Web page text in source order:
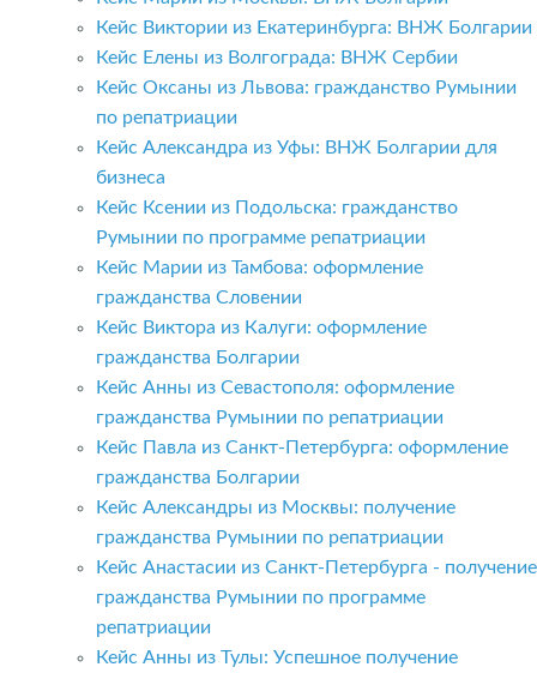
Кейс Виктории из Екатеринбурга: ВНЖ Болгарии
Кейс Елены из Волгограда: ВНЖ Сербии
Кейс Оксаны из Львова: гражданство Румынии
по репатриации
Кейс Александра из Уфы: ВНЖ Болгарии для
бизнеса
Кейс Ксении из Подольска: гражданство
Румынии по программе репатриации
Кейс Марии из Тамбова: оформление
гражданства Словении
Кейс Виктора из Калуги: оформление
гражданства Болгарии
Кейс Анны из Севастополя: оформление
гражданства Румынии по репатриации
Кейс Павла из Санкт-Петербурга: оформление
гражданства Болгарии
Кейс Александры из Москвы: получение
гражданства Румынии по репатриации
Кейс Анастасии из Санкт-Петербурга - получение
гражданства Румынии по программе
репатриации
Кейс Анны из Тулы: Успешное получение